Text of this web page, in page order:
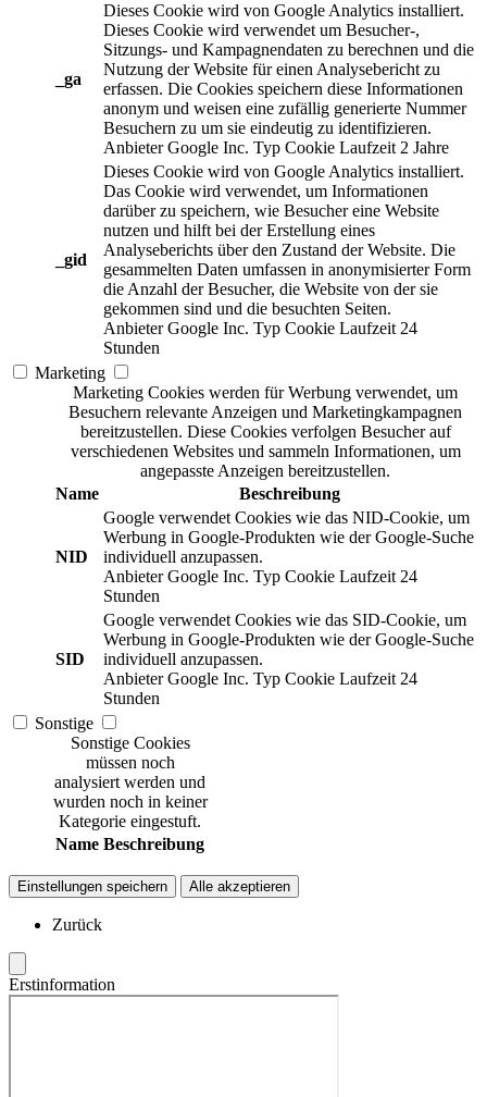
_ga
Dieses Cookie wird von Google Analytics installiert.
Dieses Cookie wird verwendet um Besucher-,
Sitzungs- und Kampagnendaten zu berechnen und die
Nutzung der Website für einen Analysebericht zu
erfassen. Die Cookies speichern diese Informationen
anonym und weisen eine zufällig generierte Nummer
Besuchern zu um sie eindeutig zu identifizieren.
Anbieter Google Inc. Typ Cookie Laufzeit 2 Jahre
_gid
Dieses Cookie wird von Google Analytics installiert.
Das Cookie wird verwendet, um Informationen
darüber zu speichern, wie Besucher eine Website
nutzen und hilft bei der Erstellung eines
Analyseberichts über den Zustand der Website. Die
gesammelten Daten umfassen in anonymisierter Form
die Anzahl der Besucher, die Website von der sie
gekommen sind und die besuchten Seiten.
Anbieter Google Inc. Typ Cookie Laufzeit 24
Stunden
Marketing
Marketing Cookies werden für Werbung verwendet, um
Besuchern relevante Anzeigen und Marketingkampagnen
bereitzustellen. Diese Cookies verfolgen Besucher auf
verschiedenen Websites und sammeln Informationen, um
angepasste Anzeigen bereitzustellen.
Name
Beschreibung
NID
Google verwendet Cookies wie das NID-Cookie, um
Werbung in Google-Produkten wie der Google-Suche
individuell anzupassen.
Anbieter Google Inc. Typ Cookie Laufzeit 24
Stunden
SID
Google verwendet Cookies wie das SID-Cookie, um
Werbung in Google-Produkten wie der Google-Suche
individuell anzupassen.
Anbieter Google Inc. Typ Cookie Laufzeit 24
Stunden
Sonstige
Sonstige Cookies
müssen noch
analysiert werden und
wurden noch in keiner
Kategorie eingestuft.
Name Beschreibung
Einstellungen speichern Alle akzeptieren
Zurück
Erstinformation